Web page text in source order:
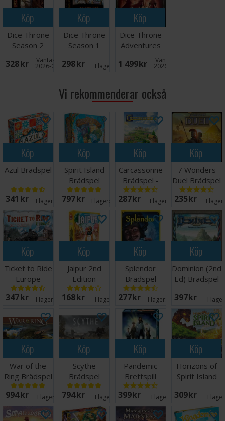
Köp
Dice Throne
Season 2
Battle Box 1
328 SEK Väntas in:
2026-09-30
Köp
Dice Throne
Season 1
2
298 SEK I lager:
Köp
Dice Throne
Adventures
Expansion
1 499 SEK Väntas in:
2026-09-30
Vi rekommenderar också
Köp
Azul Brädspel
341 SEK I lager: 20+
Köp
Spirit Island
Brädspel
797 SEK I lager: 20+
Köp
Carcassonne
Brädspel -
Svensk
287 SEK I lager: 16
Köp
7 Wonders
Duel Brädspel
- Svensk
235 SEK I
Köp
Ticket to Ride
Europe
Brädspel
347 SEK I lager: 20+
Köp
Jaipur 2nd
Edition
Brädspel
168 SEK I lager: 1
Köp
Splendor
Brädspel
277 SEK I lager: 20+
Köp
Dominion (2nd
Ed) Brädspel
397 SEK I
Köp
War of the
Ring Brädspel
994 SEK I lager: 11
Köp
Scythe
Brädspel
794 SEK I lager: 5
Köp
Pandemic
Brettspill
399 SEK I lager: 8
Köp
Horizons of
Spirit Island
309 SEK I